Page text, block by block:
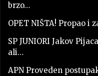
brzo…
OPET NIŠTA! Propao i
SP JUNIORI Jakov
ali…
APN Proveden